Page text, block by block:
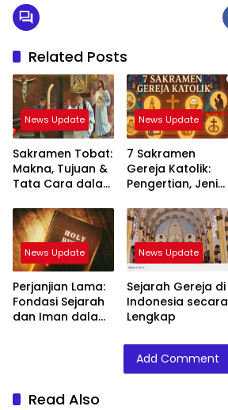
Related Posts
News Update
Sakramen Tobat:
Makna, Tujuan &
Tata Cara dalam
News Update
7 Sakramen
Gereja Katolik:
Pengertian, Jenis
News Update
Perjanjian Lama:
Fondasi Sejarah
dan Iman dalam
News Update
Sejarah Gereja di
Indonesia secara
Lengkap
Add Comment
Read Also